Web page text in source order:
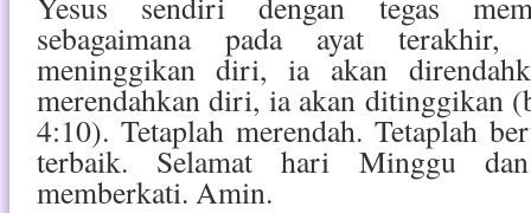
sebagaimana pada ayat terakhir,
meninggikan diri, ia akan
merendahkan diri, ia akan ditinggikan
4:10). Tetaplah merendah. Tetaplah
terbaik. Selamat hari Minggu
memberkati. Amin.